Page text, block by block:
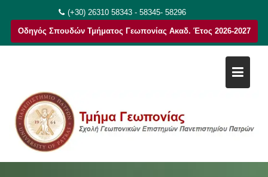
στο
περιεχόμενο
(+30) 26310 58343 - 58345- 58296
Οδηγός Σπουδών Τμήματος Γεωπονίας Ακαδ. Έτος 2026-2027